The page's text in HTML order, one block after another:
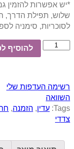
*יש אפשרות להזמין
שלוש, תפילת הדרך,
לסוכריות, סימניה
להוסיף
רשימה העדפות שלי
השוואה
Tags: עדין, הזמנה,
צדדי